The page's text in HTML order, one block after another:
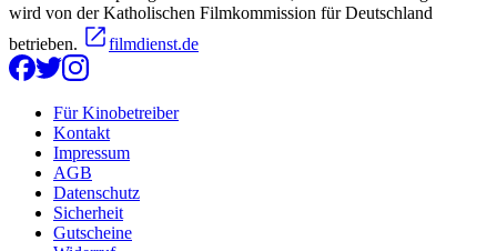
wird von der Katholischen Filmkommission für Deutschland
betrieben.
filmdienst.de
Für Kinobetreiber
Kontakt
Impressum
AGB
Datenschutz
Sicherheit
Gutscheine